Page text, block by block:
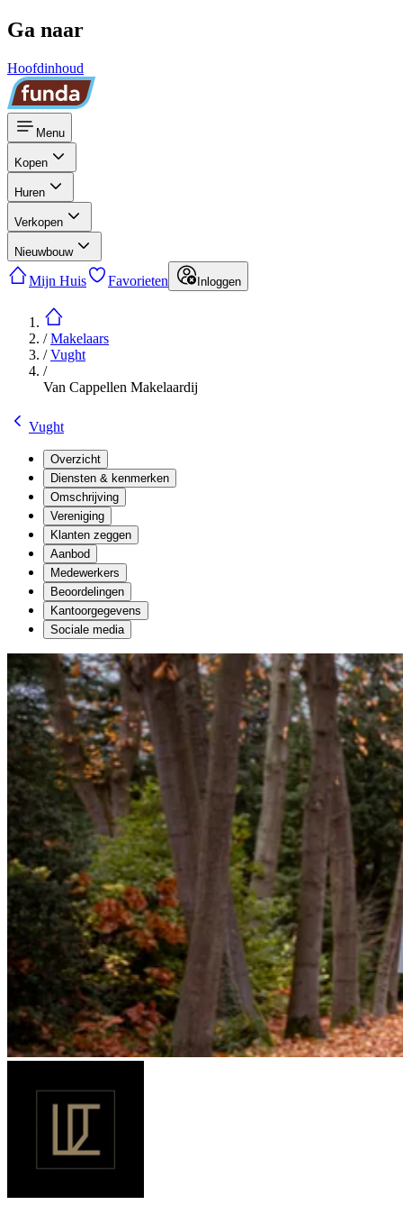
Ga naar
Hoofdinhoud
Menu
Kopen
Huren
Verkopen
Nieuwbouw
Mijn Huis Favorieten Inloggen
/Makelaars
/Vught
/
Van Cappellen Makelaardij
Vught
Overzicht
Diensten & kenmerken
Omschrijving
Vereniging
Klanten zeggen
Aanbod
Medewerkers
Beoordelingen
Kantoorgegevens
Sociale media